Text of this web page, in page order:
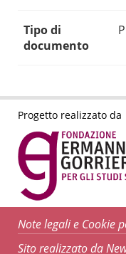
Tipo di
documento
Progetto realizzato da
Note legali e Cookie
Sito realizzato da